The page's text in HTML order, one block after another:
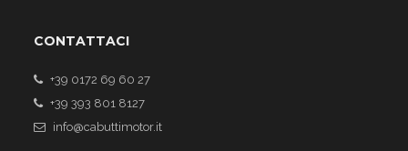
CONTATTACI
+39 0172 69 60 27
+39 393 801 8127
info@cabuttimotor.it